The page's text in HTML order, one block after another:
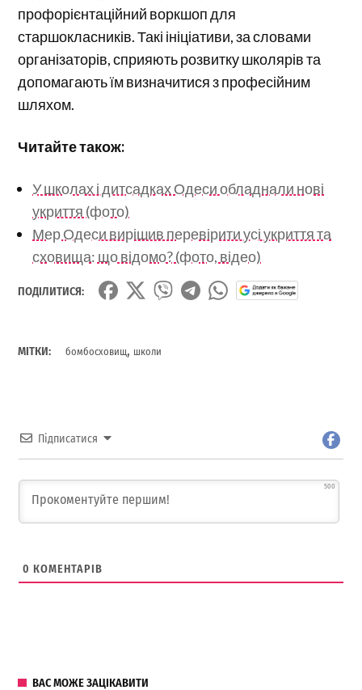
профорієнтаційний воркшоп для
старшокласників. Такі ініціативи, за словами
організаторів, сприяють розвитку школярів та
допомагають їм визначитися з професійним
шляхом.
Читайте також:
У школах і дитсадках Одеси обладнали нові
укриття (фото)
Мер Одеси вирішив перевірити усі укриття та
сховища: що відомо? (фото, відео)
ПОДІЛИТИСЯ:
МІТКИ: бомбосховищ, школи
Підписатися
500
0 КОМЕНТАРІВ
ВАС МОЖЕ ЗАЦІКАВИТИ